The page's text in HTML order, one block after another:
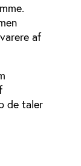
af
de taler